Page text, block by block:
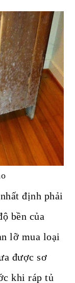
định phải
bền của
lỡ mua loại
được sơ
khi ráp tủ